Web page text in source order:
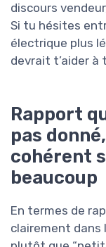
discours
Si tu hésites
électrique plus
devrait t’aider à
Rapport
pas
cohérent
beaucoup
En termes de
clairement dans